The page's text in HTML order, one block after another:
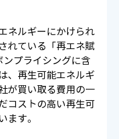
ネルギーにかけられ
れている「再エネ賦
プライシングに含
、再生可能エネルギ
が買い取る費用の一
コストの高い再生可
ます。